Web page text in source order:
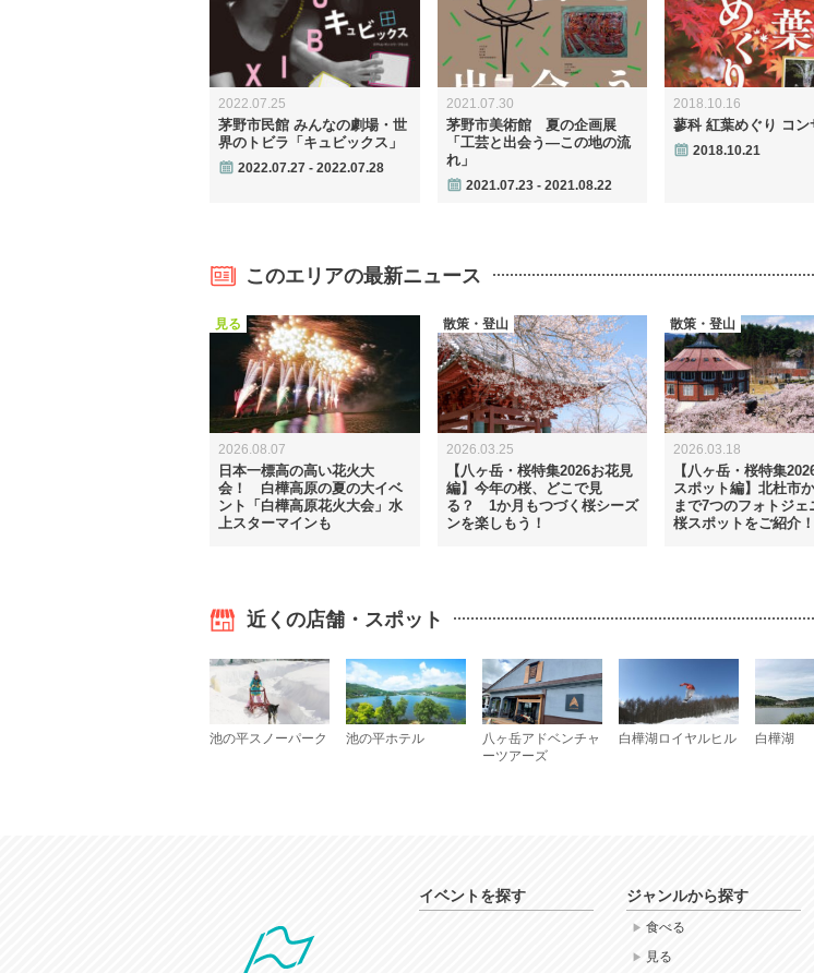
2022.07.25
茅野市民館 みんなの劇場・世
界のトビラ「キュビックス」
2022.07.27 - 2022.07.28
2021.07.30
茅野市美術館 夏の企画展
「工芸と出会う―この地の流
れ」
2021.07.23 - 2021.08.22
2018.10.16
蓼科 紅葉めぐり コン
2018.10.21
このエリアの最新ニュース
2026.08.07
日本一標高の高い花火大
会！ 白樺高原の夏の大イベ
ント「白樺高原花火大会」水
上スターマインも
見る
2026.03.25
【八ヶ岳・桜特集2026お花見
編】今年の桜、どこで見
る？ 1か月もつづく桜シーズ
ンを楽しもう！
散策・登山
2026.03.18
【八ヶ岳・桜特集
スポット編】北杜市
まで7つのフォトジェ
桜スポットをご紹介！
散策・登山
近くの店舗・スポット
池の平スノーパーク 池の平ホテル
八ヶ岳アドベンチャ
ーツアーズ
白樺湖ロイヤルヒル 白樺湖
イベントを探す ジャンルから探す
食べる
見る